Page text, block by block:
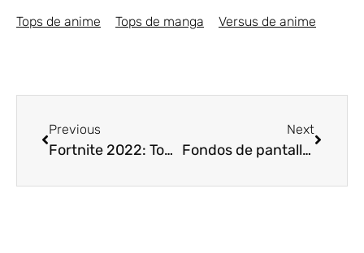
Tops de anime Tops de manga Versus de anime
Previous
Fortnite 2022: Todas las novedades de la última actualización
Next
Fondos de pantalla anime: Los mejores para personalizar tu dispositivo